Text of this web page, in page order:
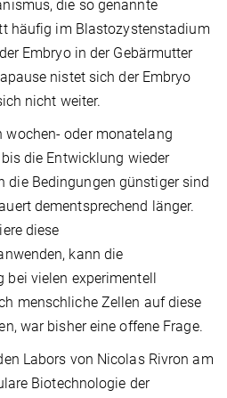
die so genannte
häufig im Blastozystenstadium
Embryo in der Gebärmutter
nistet sich der Embryo
nicht weiter.
wochen- oder monatelang
die Entwicklung wieder
die Bedingungen günstiger sind
dementsprechend länger.
diese
kann die
vielen experimentell
menschliche Zellen auf diese
war bisher eine offene Frage.
Labors von Nicolas Rivron am
Biotechnologie der